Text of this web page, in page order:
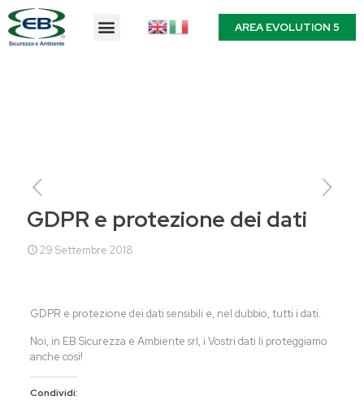
AREA EVOLUTION 5
GDPR e protezione dei dati
29 Settembre 2018
GDPR e protezione dei dati sensibili e, nel dubbio, tutti i dati.
Noi, in EB Sicurezza e Ambiente srl, i Vostri dati li proteggiamo
anche così!
Condividi: